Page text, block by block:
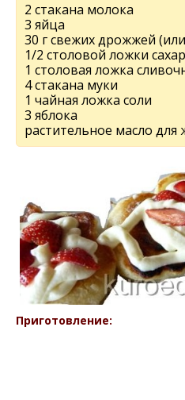
2 стакана молока
3 яйца
30 г свежих дрожжей (или
1/2 столовой ложки
1 столовая ложка
4 стакана муки
1 чайная ложка соли
3 яблока
растительное масло для
Приготовление: